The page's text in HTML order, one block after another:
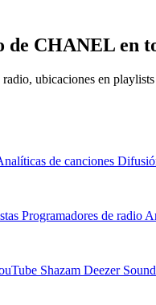
de CHANEL en
radio, ubicaciones en
de canciones
Programadores de radio
Shazam Deezer